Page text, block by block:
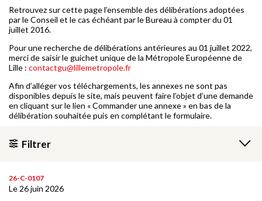
Retrouvez sur cette page l’ensemble des délibérations adoptées
par le Conseil et le cas échéant par le Bureau à compter du 01
juillet 2016.
Pour une recherche de délibérations antérieures au 01 juillet 2022,
merci de saisir le guichet unique de la Métropole Européenne de
Lille : contactgu@lillemetropole.fr
Afin d’alléger vos téléchargements, les annexes ne sont pas
disponibles depuis le site, mais peuvent faire l’objet d’une demande
en cliquant sur le lien « Commander une annexe » en bas de la
délibération souhaitée puis en complétant le formulaire.
Filtrer
26-C-0107
Le 26 juin 2026